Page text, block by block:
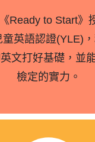
Ready to Start》
英語認證(YLE)
文打好基礎，並
檢定的實力。